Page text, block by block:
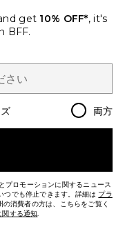
Regions
get 10% OFF*, it's
BFF.
両方
プロモーションに関するニュース
つでも停止できます。詳細は プラ
の消費者の方は、こちらをご覧く
関する通知.